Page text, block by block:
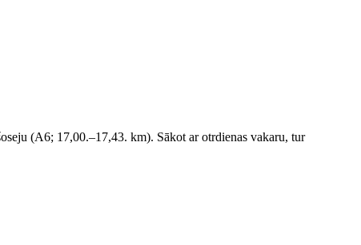
(A6; 17,00.–17,43. km). Sākot ar otrdienas vakaru, tur